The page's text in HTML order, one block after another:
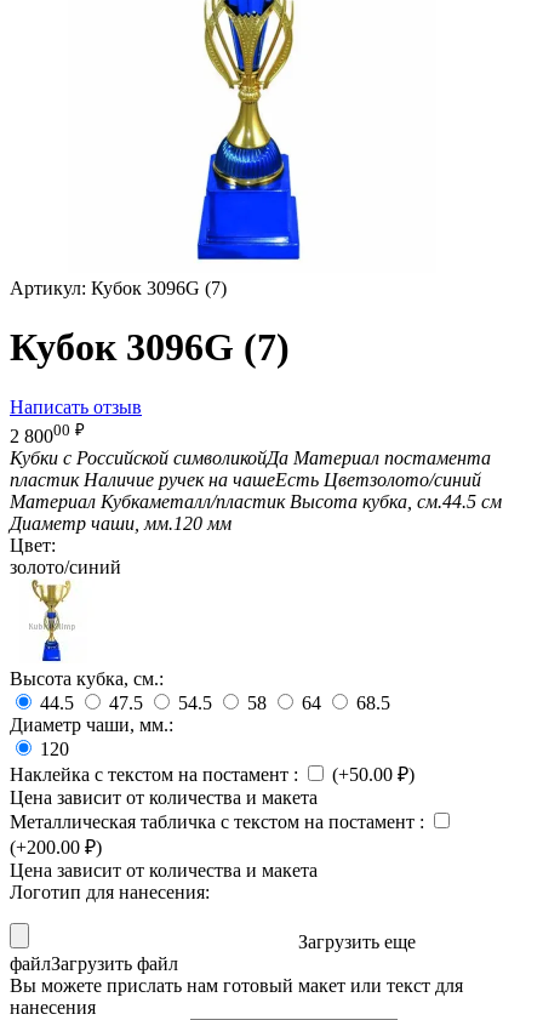
Артикул: Кубок 3096G (7)
Кубок 3096G (7)
Написать отзыв
2 80000 ₽
Кубки с Российской символикойДа Материал постамента
пластик Наличие ручек на чашеЕсть Цветзолото/синий
Материал Кубкаметалл/пластик Высота кубка, см.44.5 см
Диаметр чаши, мм.120 мм
Цвет:
золото/синий
Высота кубка, см.:
44.5
47.5 54.5 58 64
68.5
Диаметр чаши, мм.:
120
Наклейка с текстом на постамент : (+50.00 ₽)
Цена зависит от количества и макета
Металлическая табличка с текстом на постамент :
(+200.00 ₽)
Цена зависит от количества и макета
Логотип для нанесения:
Загрузить еще
файлЗагрузить файл
Вы можете прислать нам готовый макет или текст для
нанесения